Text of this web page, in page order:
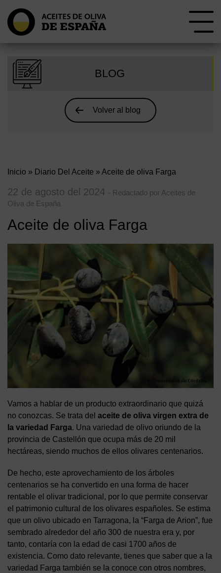
BLOG
Volver al blog
Inicio » Diario Del Aceite » Aceite de oliva Farga
22 de agosto del 2024 - Redactado por Aceites de
Oliva de España
Aceite de oliva Farga
Vamos a hablar de un producto extraordinario que quizá
no conozcas. Se trata del aceite de oliva virgen extra de
la variedad Farga. Una variedad de olivo oriundo de la
provincia de Castellón que ocupa más de 20 mil
hectáreas, siendo muchos de ellos olivares centenarios.
De hecho, este aprovechamiento de los árboles
centenarios se ha convertido en una forma de hacer
rentable el olivar tradicional, por lo que permite conservar
el patrimonio cultural de los olivares españoles. Se estima
que un olivo ubicado en Tarragona, la “Farga de Arion”, fue
sembrado alrededor del año 300 de nuestra era y, por
tanto, contaría con la edad de casi 1700 años de
existencia. Como dato relevante, tienes que saber que a la
variedad Farga también se la conoce con otros nombres,